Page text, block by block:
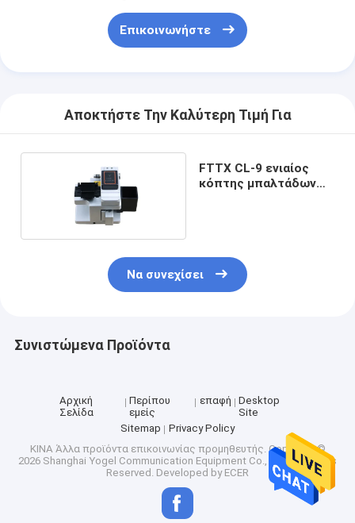
Επικοινωνήστε
Αποκτήστε Την Καλύτερη Τιμή Για
FTTX CL-9 ενιαίος
κόπτης μπαλτάδων
Να συνεχίσει
Συνιστώμενα Προϊόντα
Αρχική
Σελίδα
Περίπου
εμείς
επαφή
Desktop
Site
Sitemap
Privacy Policy
ΚΙΝΑ Άλλα προϊόντα επικοινωνίας προμηθευτής. Copyright ©
2026 Shanghai Yogel Communication Equipment Co., Ltd.. All Rights
Reserved. Developed by ECER